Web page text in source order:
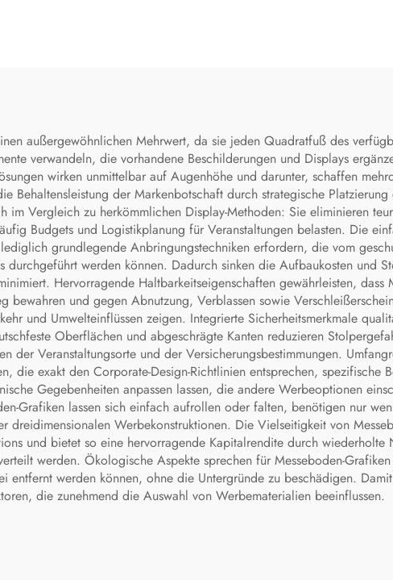
außergewöhnlichen Mehrwert, da sie jeden Quadratfuß des
verwandeln, die vorhandene Beschilderungen und Displays
wirken unmittelbar auf Augenhöhe und darunter, schaffen
Behaltensleistung der Markenbotschaft durch strategische
im Vergleich zu herkömmlichen Display-Methoden: Sie eliminieren
Budgets und Logistikplanung für Veranstaltungen belasten. Die
grundlegende Anbringungstechniken erfordern, die vom
durchgeführt werden können. Dadurch sinken die Aufbaukosten und
Hervorragende Haltbarkeitseigenschaften gewährleisten,
bewahren und gegen Abnutzung, Verblassen sowie
und Umwelteinflüssen zeigen. Integrierte Sicherheitsmerkmale
Oberflächen und abgeschrägte Kanten reduzieren
der Veranstaltungsorte und der Versicherungsbestimmungen.
die exakt den Corporate-Design-Richtlinien entsprechen, spezifische
Gegebenheiten anpassen lassen, die andere Werbeoptionen
Grafiken lassen sich einfach aufrollen oder falten, benötigen nur
dreidimensionalen Werbekonstruktionen. Die Vielseitigkeit von
und bietet so eine hervorragende Kapitalrendite durch
werden. Ökologische Aspekte sprechen für Messeboden-
entfernt werden können, ohne die Untergründe zu beschädigen.
die zunehmend die Auswahl von Werbematerialien beeinflussen.